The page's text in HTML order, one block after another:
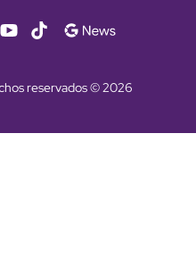
reservados © 2026